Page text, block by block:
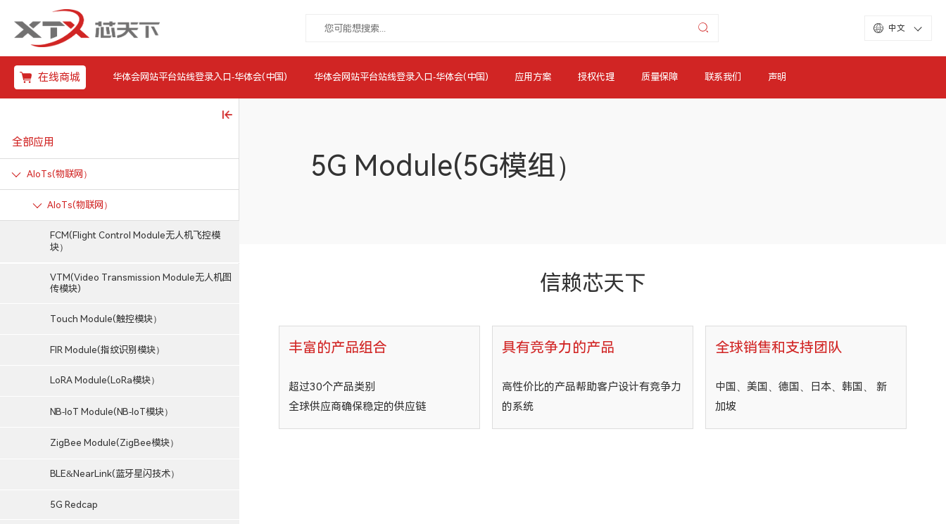
中文
在线商城 华体会网站平台站线登录入口-华体会(中国) 华体会网站平台站线登录入口-华体会(中国) 应用方案 授权代理 质量保障 联系我们 声明
全部应用
AIoTs(物联网）
AIoTs(物联网）
FCM(Flight Control Module无人机飞控模
块）
VTM(Video Transmission Module无人机图
传模块)
Touch Module(触控模块）
FIR Module(指纹识别模块）
LoRA Module(LoRa模块）
NB-IoT Module(NB-IoT模块）
ZigBee Module(ZigBee模块）
BLE&NearLink(蓝牙星闪技术）
5G Redcap
5G Module(5G模组）
信赖芯天下
丰富的产品组合
超过30个产品类别
全球供应商确保稳定的供应链
具有竞争力的产品
高性价比的产品帮助客户设计有竞争力
的系统
全球销售和支持团队
中国、美国、德国、日本、韩国、 新
加坡